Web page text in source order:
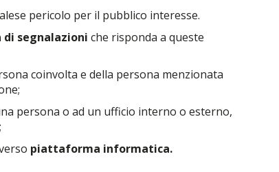
pericolo per il pubblico interesse.
segnalazioni che risponda a queste
coinvolta e della persona menzionata
persona o ad un ufficio interno o esterno,
piattaforma informatica.